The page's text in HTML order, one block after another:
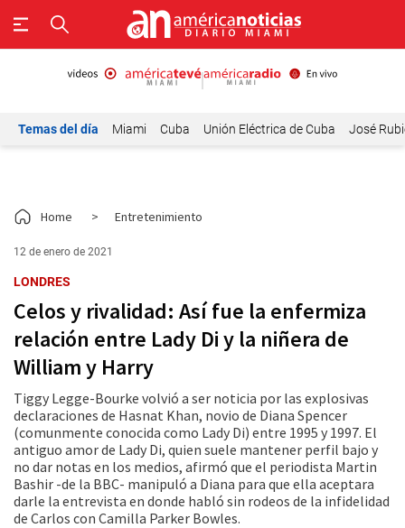
Temas del día Miami Cuba Unión Eléctrica de Cuba José
Home > Entretenimiento
12 de enero de 2021
LONDRES
Celos y rivalidad: Así fue la enfermiza
relación entre Lady Di y la niñera de
William y Harry
Tiggy Legge-Bourke volvió a ser noticia por las explosivas
declaraciones de Hasnat Khan, novio de Diana Spencer
(comunmente conocida como Lady Di) entre 1995 y 1997. El
antiguo amor de Lady Di, quien suele mantener perfil bajo y
no dar notas en los medios, afirmó que el periodista Martin
Bashir -de la BBC- manipuló a Diana para que ella aceptara
darle la entrevista en donde habló sin rodeos de la infidelidad
de Carlos con Camilla Parker Bowles.